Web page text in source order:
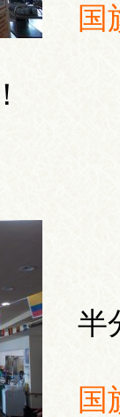
国
半
国